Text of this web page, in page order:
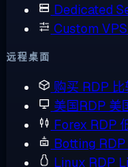
Dedicated
Custom VPS
远程桌面
购买 RDP
美国RDP 美
Forex RDP
Botting RDP
Linux RDP